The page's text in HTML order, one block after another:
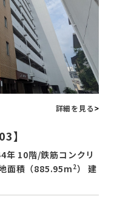
詳細を見る
】
年 10階/鉄筋コンクリ
面積（885.95m2） 建